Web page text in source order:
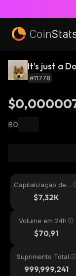
It's just a
#11778
฿0
Capitalização de
Mercado$7,32K
Volume em 24h
$70,91
Suprimento Total
999,999,241